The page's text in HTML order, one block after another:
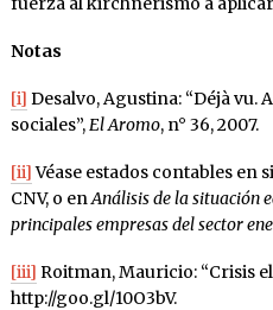
Notas
[i] Desalvo, Agustina: “Déjà vu.
sociales”,El Aromo, n° 36, 2007.
[ii]Véase estados contables en
CNV, o enAnálisis de la situación
principales empresas del sector
[iii] Roitman, Mauricio: “Crisis
http://goo.gl/10O3bV.